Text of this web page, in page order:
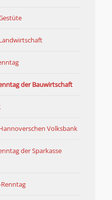
der Bauwirtschaft
Volksbank
der Sparkasse